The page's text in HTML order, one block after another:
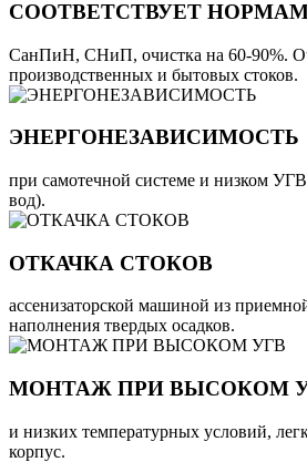
СООТВЕТСТВУЕТ
СанПиН, СНиП, очистка на 60-90%.
производственных и бытовых стоков.
ЭНЕРГОНЕЗАВИСИМОСТЬ
при самотечной системе и низком
вод).
ОТКАЧКА СТОКОВ
ассенизаторской машиной из
наполнения твердых осадков.
МОНТАЖ ПРИ ВЫСОКОМ
и низких температурных условий,
корпус.